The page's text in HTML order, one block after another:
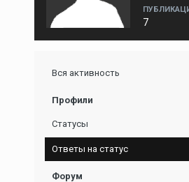
7
Вся активность
Профили
Статусы
Ответы на статус
Форум